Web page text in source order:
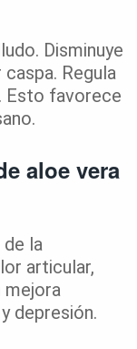
Disminuye
Regula
Esto favorece
aloe vera
la
articular,
mejora
depresión.